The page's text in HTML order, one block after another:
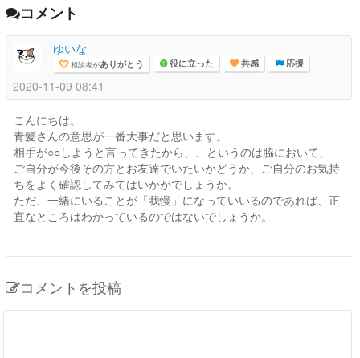
コメント
ゆいな
相談者がありがとう 役に立った 共感 応援
2020-11-09 08:41
こんにちは。
青髪さんの意思が一番大事だと思います。
相手が○○しようと言ってきたから、、というのは脇において、
ご自分が今後その方とお友達でいたいかどうか、ご自分のお気持
ちをよく確認してみてはいかがでしょうか。
ただ、一緒にいることが「我慢」になっていいるのであれば、正
直なところはわかっているのではないでしょうか。
コメントを投稿